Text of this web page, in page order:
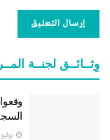
وِثــائــق لجنــة
يوليو 11, 2026